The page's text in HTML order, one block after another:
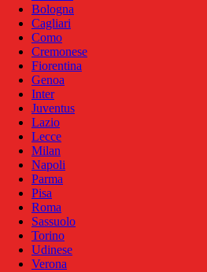
Bologna
Cagliari
Como
Cremonese
Fiorentina
Genoa
Inter
Juventus
Lazio
Lecce
Milan
Napoli
Parma
Pisa
Roma
Sassuolo
Torino
Udinese
Verona